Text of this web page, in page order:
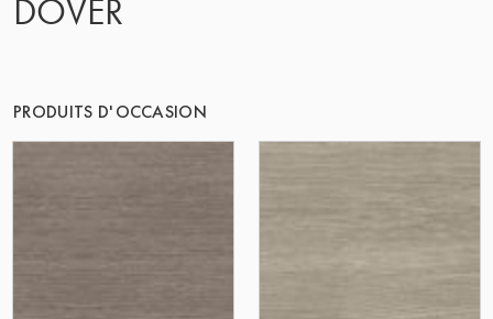
DOVER
PRODUITS D'OCCASION